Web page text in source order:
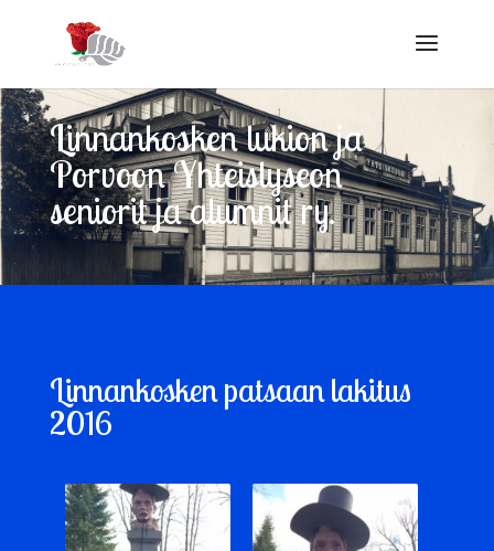
Linnankosken lukion ja
Porvoon Yhteislyseon
seniorit ja alumnit ry.
Linnankosken patsaan lakitus
2016